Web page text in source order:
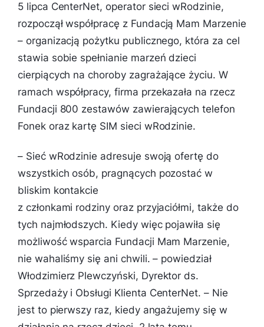
5 lipca CenterNet, operator sieci wRodzinie,
rozpoczął współpracę z Fundacją Mam Marzenie
– organizacją pożytku publicznego, która za cel
stawia sobie spełnianie marzeń dzieci
cierpiących na choroby zagrażające życiu. W
ramach współpracy, firma przekazała na rzecz
Fundacji 800 zestawów zawierających telefon
Fonek oraz kartę SIM sieci wRodzinie.
– Sieć wRodzinie adresuje swoją ofertę do
wszystkich osób, pragnących pozostać w
bliskim kontakcie
z członkami rodziny oraz przyjaciółmi, także do
tych najmłodszych. Kiedy więc pojawiła się
możliwość wsparcia Fundacji Mam Marzenie,
nie wahaliśmy się ani chwili.– powiedział
Włodzimierz Plewczyński, Dyrektor ds.
Sprzedaży i Obsługi Klienta CenterNet. –Nie
jest to pierwszy raz, kiedy angażujemy się w